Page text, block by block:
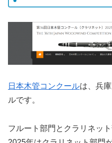
日本木管コンクールは、兵
ルです。
フルート部門とクラリネッ